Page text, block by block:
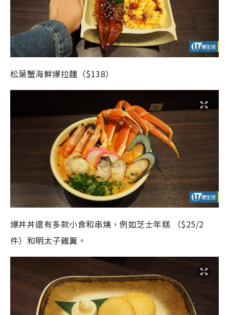
松葉蟹海鮮爆拉麵（$138）
爆丼丼還有多款小食和串燒，例如芝士年糕 （$25/2
件）和明太子雞翼。